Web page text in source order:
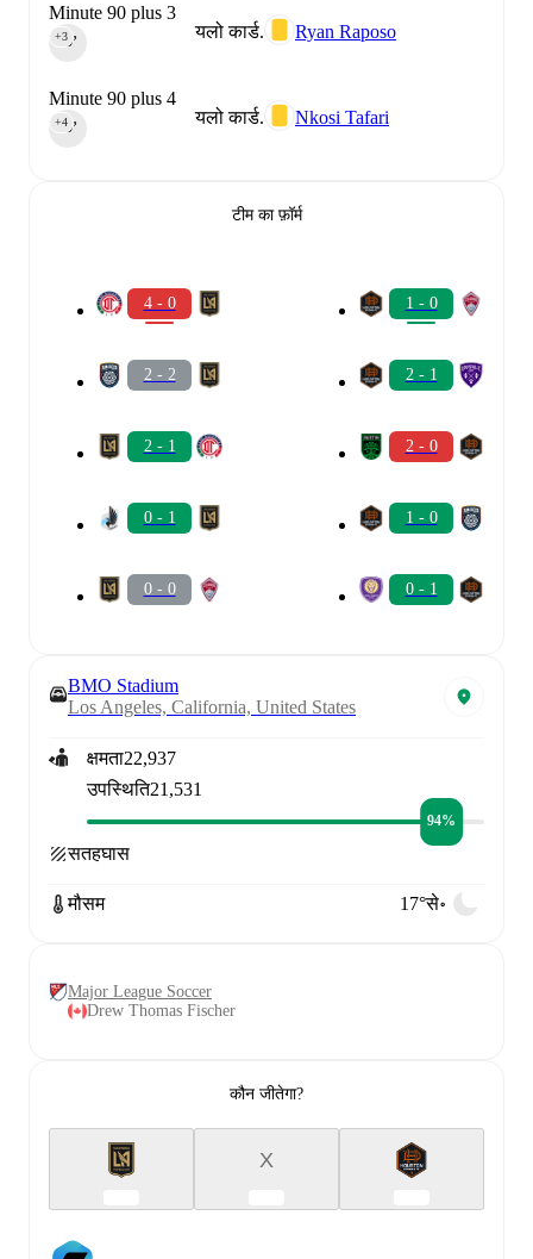
यलो कार्ड. Ryan Raposo
Minute 90 plus 3
90‎’‎
+3
यलो कार्ड. Nkosi Tafari
Minute 90 plus 4
90‎’‎
+4
टीम का फ़ॉर्म
4 - 0
2 - 2
2 - 1
0 - 1
0 - 0
1 - 0
2 - 1
2 - 0
1 - 0
0 - 1
BMO Stadium
Los Angeles, California, United States
क्षमता22,937
उपस्थिति21,531
94%
सतहघास
मौसम 17°से॰
Major League Soccer
Drew Thomas Fischer
कौन जीतेगा?
X